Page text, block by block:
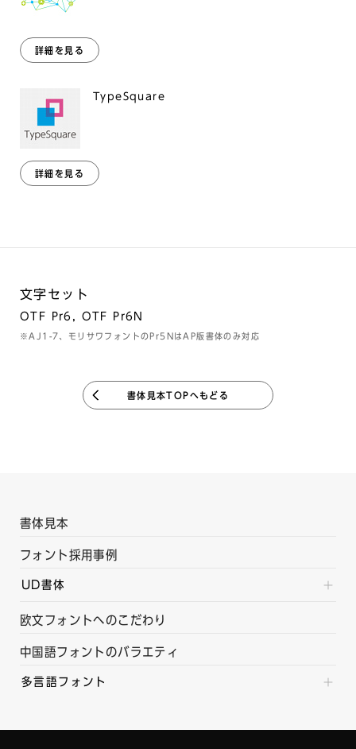
詳細を見る
TypeSquare
詳細を見る
文字セット
OTF Pr6, OTF Pr6N
※AJ1-7、モリサワフォントのPr5NはAP版書体のみ対応
書体見本TOPへもどる
書体見本
フォント採用事例
UD書体
欧文フォントへのこだわり
中国語フォントのバラエティ
多言語フォント